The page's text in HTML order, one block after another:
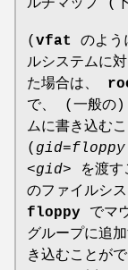
ルチマップ (
( vfat
のよう
ルシステムに
た場合は、
で、 (一般の)
ムに書き込む
( gid=floppy
<gid> を渡す
のファイルシ
floppy でマ
グループに追
き込むことが